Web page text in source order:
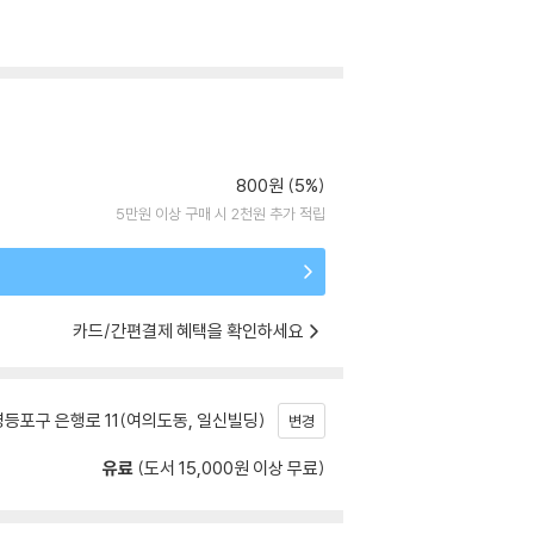
800원 (5%)
5만원 이상 구매 시 2천원 추가 적립
카드/간편결제 혜택을 확인하세요
포구 은행로 11(여의도동, 일신빌딩) 변경
유료 (도서 15,000원 이상 무료)